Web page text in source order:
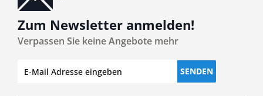
Zum Newsletter anmelden!
Verpassen Sie keine Angebote mehr
SENDEN